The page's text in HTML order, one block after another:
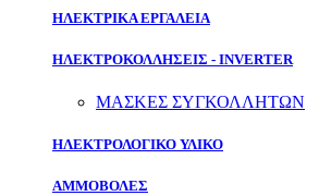
ΗΛΕΚΤΡΙΚΑ ΕΡΓΑΛΕΙΑ
ΗΛΕΚΤΡΟΚΟΛΛΗΣΕΙΣ - INVERTER
ΜΑΣΚΕΣ ΣΥΓΚΟΛΛΗΤΩΝ
ΗΛΕΚΤΡΟΛΟΓΙΚΟ ΥΛΙΚΟ
ΑΜΜΟΒΟΛΕΣ